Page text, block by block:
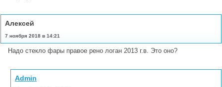
Алексей
7 ноября 2018 в 14:21
Надо стекло фары правое рено логан 2013 г.в. Это оно?
Admin